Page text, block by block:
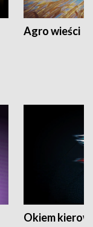
Agro wieści
Okiem